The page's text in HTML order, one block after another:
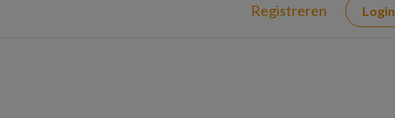
Registreren Login